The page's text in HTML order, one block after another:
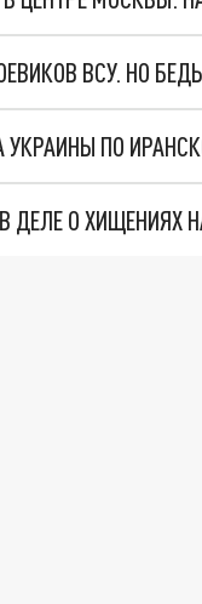
ВСУ. НО
УКРАИНЫ ПО